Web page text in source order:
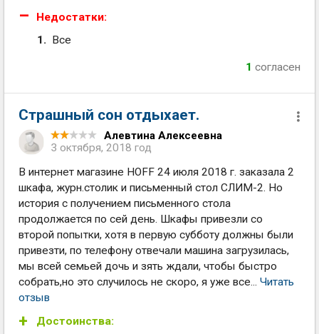
Недостатки:
Все
1 согласен
Страшный сон отдыхает.
Алевтина Алексеевна
3 октября, 2018 год
В интернет магазине HOFF 24 июля 2018 г. заказала 2
шкафа, журн.столик и письменный стол СЛИМ-2. Но
история с получением письменного стола
продолжается по сей день. Шкафы привезли со
второй попытки, хотя в первую субботу должны были
привезти, по телефону отвечали машина загрузилась,
мы всей семьей дочь и зять ждали, чтобы быстро
собрать,но это случилось не скоро, я уже все... Читать
отзыв
Достоинства: